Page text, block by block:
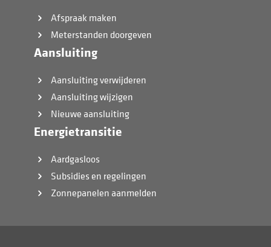
Afspraak maken
Meterstanden doorgeven
Aansluiting
Aansluiting verwijderen
Aansluiting wijzigen
Nieuwe aansluiting
Energietransitie
Aardgasloos
Subsidies en regelingen
Zonnepanelen aanmelden